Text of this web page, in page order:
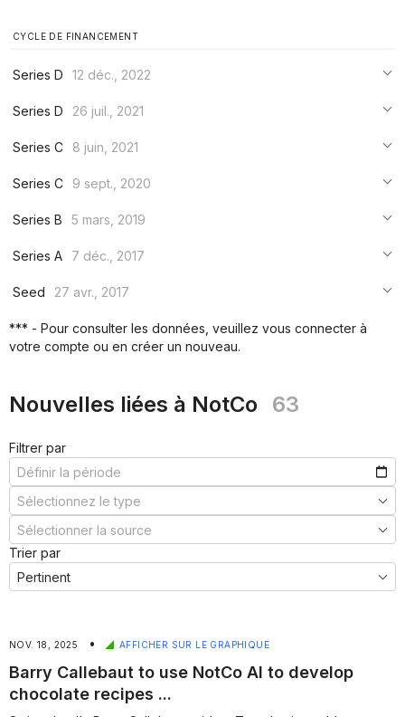
CYCLE DE FINANCEMENT
Series D
12 déc., 2022
***
Series D
26 juil., 2021
***
Series C
8 juin, 2021
***
Series C
9 sept., 2020
***
Series B
5 mars, 2019
***
Series A
7 déc., 2017
***
Seed
27 avr., 2017
*** - Pour consulter les données, veuillez vous connecter à
votre compte ou en créer un nouveau.
Nouvelles liées à NotCo 63
Filtrer par
Trier par
NOV. 18, 2025 • AFFICHER SUR LE GRAPHIQUE
Barry Callebaut to use NotCo AI to develop
chocolate recipes ...